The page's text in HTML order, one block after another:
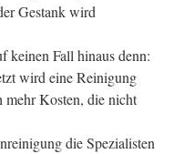
Gestank wird
keinen Fall hinaus denn:
wird eine Reinigung
mehr Kosten, die nicht
die Spezialisten